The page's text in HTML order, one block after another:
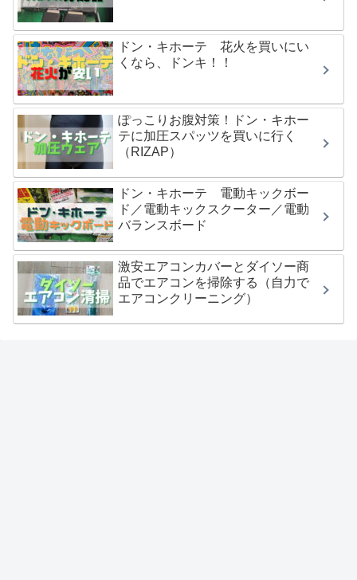
ドン・キホーテ 花火を買いにい
くなら、ドンキ！！
ぽっこりお腹対策！ドン・キホー
テに加圧スパッツを買いに行く
（RIZAP）
ドン・キホーテ 電動キックボー
ド／電動キックスクーター／電動
バランスボード
激安エアコンカバーとダイソー商
品でエアコンを掃除する（自力で
エアコンクリーニング）